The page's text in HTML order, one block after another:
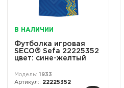
В НАЛИЧИИ
Футболка игровая
SECO® Sefa 22225352
цвет: сине-желтый
1933
22225352